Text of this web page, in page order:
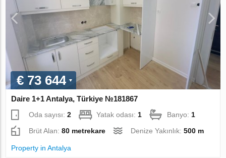
€ 73 644
Daire 1+1 Antalya, Türkiye №181867
Oda sayısı:2 Yatak odası: 1 Banyo: 1
Brüt Alan:80 metrekare Denize Yakınlık:500 m
Property in Antalya